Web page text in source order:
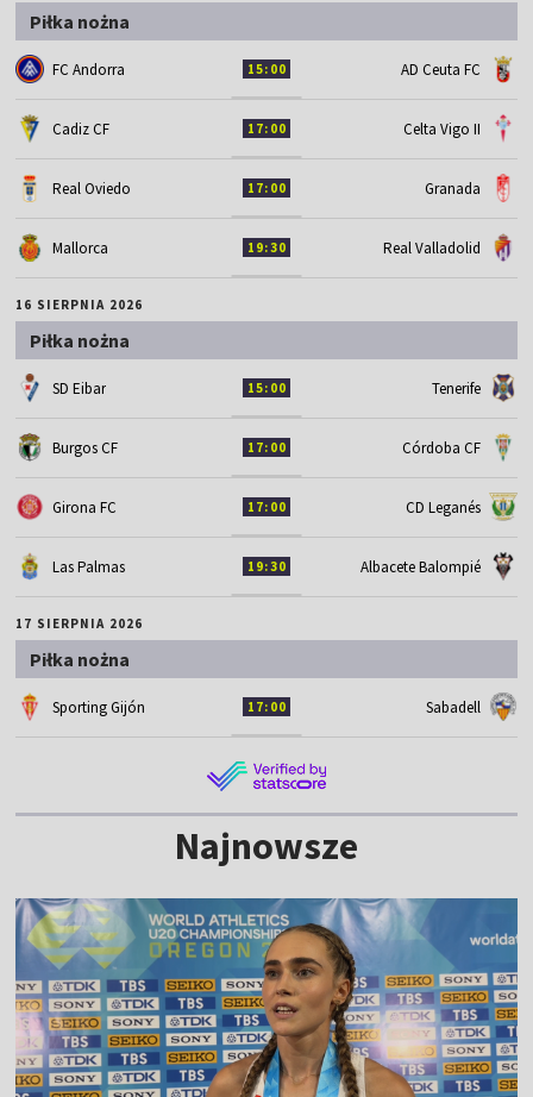
Piłka nożna
FC Andorra 15:00 AD Ceuta FC
Cadiz CF 17:00 Celta Vigo II
Real Oviedo 17:00 Granada
Mallorca 19:30 Real Valladolid
16 SIERPNIA 2026
Piłka nożna
SD Eibar 15:00 Tenerife
Burgos CF 17:00 Córdoba CF
Girona FC 17:00 CD Leganés
Las Palmas 19:30 Albacete Balompié
17 SIERPNIA 2026
Piłka nożna
Sporting Gijón 17:00 Sabadell
Najnowsze